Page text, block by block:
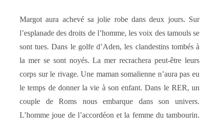
Margot aura achevé sa jolie robe dans deux jours. Sur
l’esplanade des droits de l’homme, les voix des tamouls se
sont tues. Dans le golfe d’Aden, les clandestins tombés à
la mer se sont noyés. La mer recrachera peut-être leurs
corps sur le rivage. Une maman somalienne n’aura pas eu
le temps de donner la vie à son enfant. Dans le RER, un
couple de Roms nous embarque dans son univers.
L’homme joue de l’accordéon et la femme du tambourin.